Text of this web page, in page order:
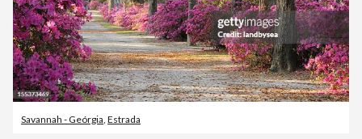
Savannah - Geórgia Estrada